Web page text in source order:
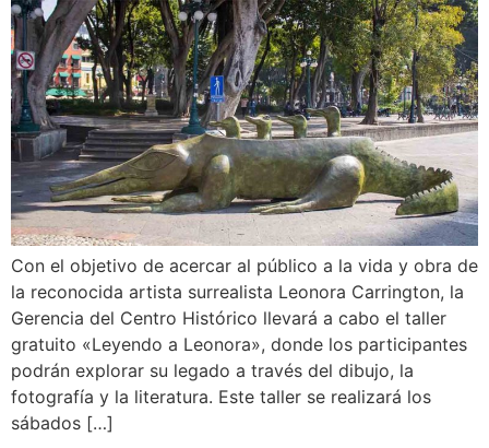
Con el objetivo de acercar al público a la vida y obra de
la reconocida artista surrealista Leonora Carrington, la
Gerencia del Centro Histórico llevará a cabo el taller
gratuito «Leyendo a Leonora», donde los participantes
podrán explorar su legado a través del dibujo, la
fotografía y la literatura. Este taller se realizará los
sábados […]